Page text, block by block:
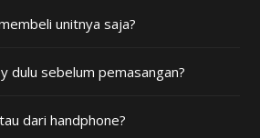
unitnya saja?
dulu sebelum pemasangan?
dari handphone?